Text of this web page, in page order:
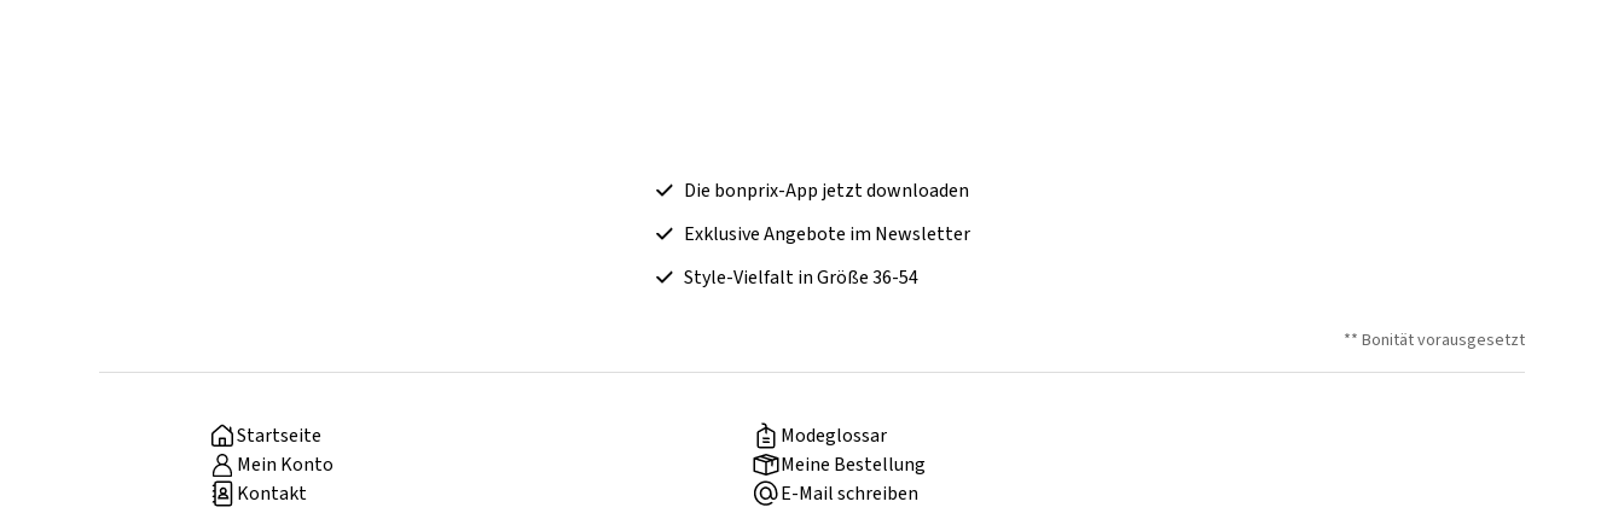
Die bonprix-App jetzt downloaden
Exklusive Angebote im Newsletter
Style-Vielfalt in Größe 36-54
** Bonität vorausgesetzt
Startseite
Modeglossar
Mein Konto
Meine Bestellung
Kontakt
E-Mail schreiben